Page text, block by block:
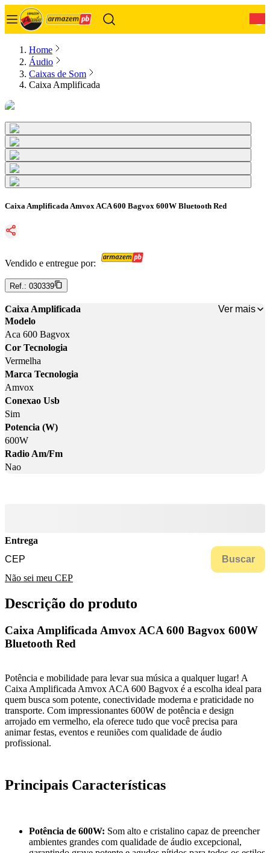
Home
Áudio
Caixas de Som
Caixa Amplificada
Caixa Amplificada Amvox ACA 600 Bagvox 600W Bluetooth Red
Vendido e entregue por:
Ref.: 030339
Caixa Amplificada
Ver mais
Modelo
Aca 600 Bagvox
Cor Tecnologia
Vermelha
Marca Tecnologia
Amvox
Conexao Usb
Sim
Potencia (W)
600W
Radio Am/Fm
Nao
Entrega
Buscar
Não sei meu CEP
Descrição do produto
Caixa Amplificada Amvox ACA 600 Bagvox 600W
Bluetooth Red
Potência e mobilidade para levar sua música a qualquer lugar! A
Caixa Amplificada Amvox ACA 600 Bagvox é a escolha ideal para
quem busca som potente, conectividade moderna e praticidade no
transporte. Com impressionantes 600W de potência e design
arrojado em vermelho, ela oferece tudo que você precisa para
animar festas, eventos e reuniões com qualidade de áudio
profissional.
Principais Características
Potência de 600W: Som alto e cristalino capaz de preencher
ambientes grandes com qualidade de áudio excepcional,